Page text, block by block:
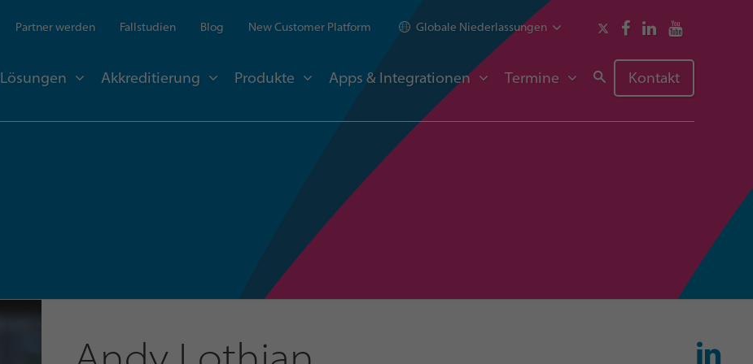
Partner werden Fallstudien Blog New Customer Platform Globale Niederlassungen
Lösungen Akkreditierung Produkte Apps & Integrationen Termine Kontakt